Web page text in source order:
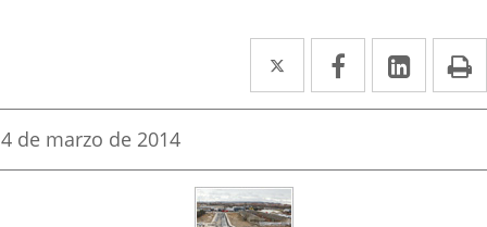
Twitter
Enlace
a
aplicación
externa.
Facebook
Enlace
a
aplicación
Enlace
a
Fecha
la
4 de marzo de 2014